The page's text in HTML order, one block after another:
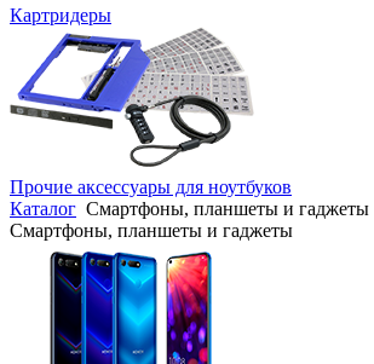
Картридеры
Прочие аксессуары для ноутбуков
Каталог Смартфоны, планшеты и гаджеты
Смартфоны, планшеты и гаджеты